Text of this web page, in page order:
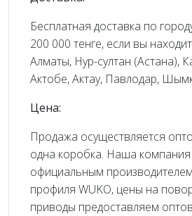
Бесплатная доставка по
200 000 тенге, если вы
Алматы, Нур-султан (Астана),
Актобе, Актау, Павлодар,
Цена:
Продажа осуществляется
одна коробка. Наша компания
официальным
профиля WUKO, цены на
приводы предоставляем